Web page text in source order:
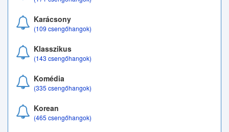
Karácsony
(109 csengőhangok)
Klasszikus
(143 csengőhangok)
Komédia
(335 csengőhangok)
Korean
(465 csengőhangok)